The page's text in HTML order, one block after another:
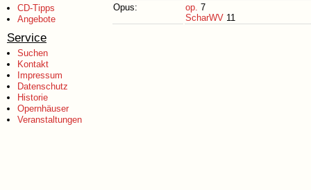
CD-Tipps
Angebote
Service
Suchen
Kontakt
Impressum
Datenschutz
Historie
Opernhäuser
Veranstaltungen
Opus:
op. 7
ScharWV 11